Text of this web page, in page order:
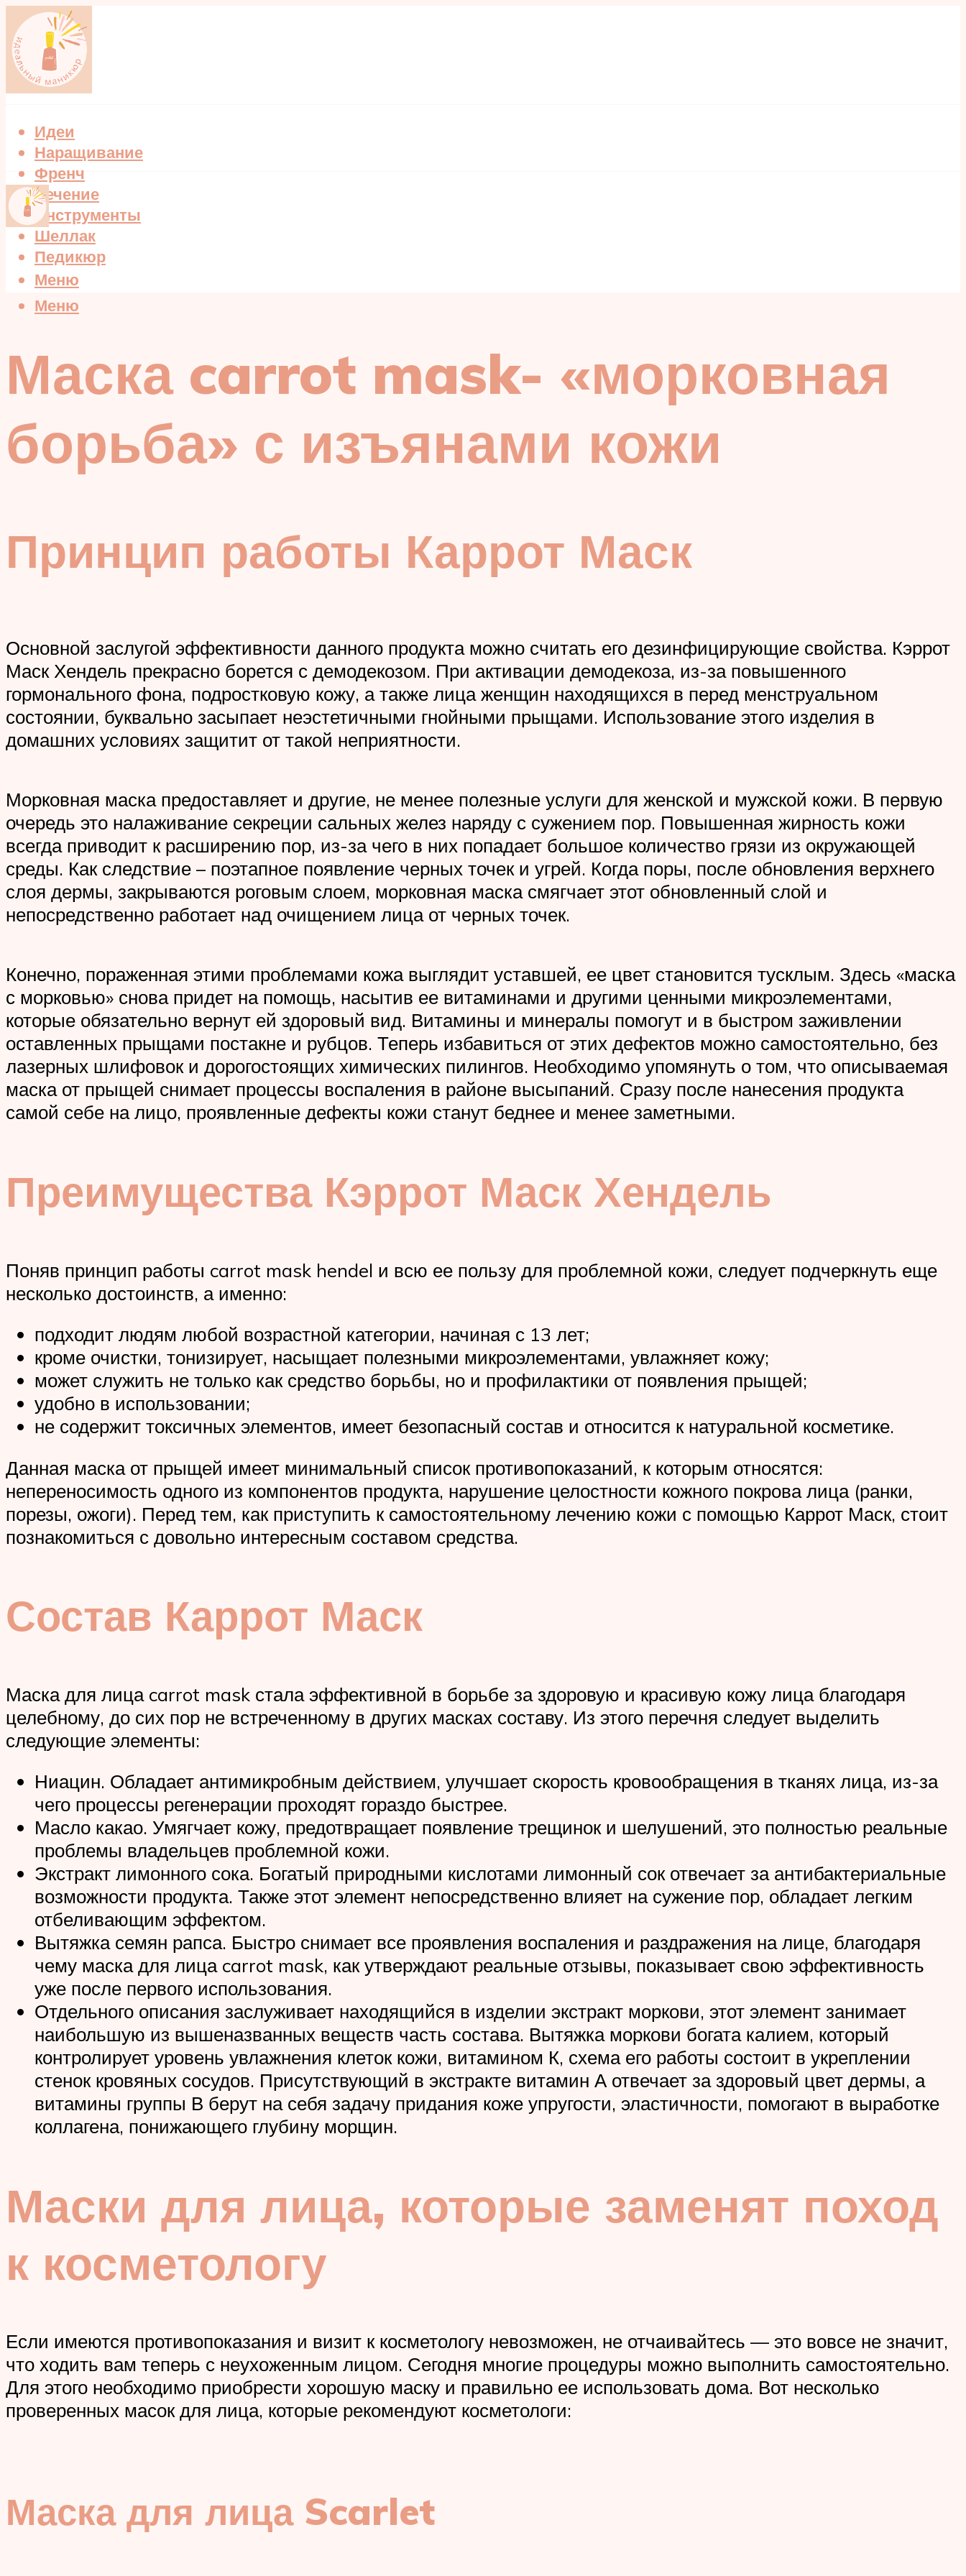
Идеи
Наращивание
Френч
Лечение
Инструменты
Шеллак
Педикюр
Меню
Меню
Маска carrot mask- «морковная
борьба» с изъянами кожи
Принцип работы Каррот Маск
Основной заслугой эффективности данного продукта можно считать его дезинфицирующие свойства. Кэррот
Маск Хендель прекрасно борется с демодекозом. При активации демодекоза, из-за повышенного
гормонального фона, подростковую кожу, а также лица женщин находящихся в перед менструальном
состоянии, буквально засыпает неэстетичными гнойными прыщами. Использование этого изделия в
домашних условиях защитит от такой неприятности.
Морковная маска предоставляет и другие, не менее полезные услуги для женской и мужской кожи. В первую
очередь это налаживание секреции сальных желез наряду с сужением пор. Повышенная жирность кожи
всегда приводит к расширению пор, из-за чего в них попадает большое количество грязи из окружающей
среды. Как следствие – поэтапное появление черных точек и угрей. Когда поры, после обновления верхнего
слоя дермы, закрываются роговым слоем, морковная маска смягчает этот обновленный слой и
непосредственно работает над очищением лица от черных точек.
Конечно, пораженная этими проблемами кожа выглядит уставшей, ее цвет становится тусклым. Здесь «маска
с морковью» снова придет на помощь, насытив ее витаминами и другими ценными микроэлементами,
которые обязательно вернут ей здоровый вид. Витамины и минералы помогут и в быстром заживлении
оставленных прыщами постакне и рубцов. Теперь избавиться от этих дефектов можно самостоятельно, без
лазерных шлифовок и дорогостоящих химических пилингов. Необходимо упомянуть о том, что описываемая
маска от прыщей снимает процессы воспаления в районе высыпаний. Сразу после нанесения продукта
самой себе на лицо, проявленные дефекты кожи станут беднее и менее заметными.
Преимущества Кэррот Маск Хендель
Поняв принцип работы carrot mask hendel и всю ее пользу для проблемной кожи, следует подчеркнуть еще
несколько достоинств, а именно:
подходит людям любой возрастной категории, начиная с 13 лет;
кроме очистки, тонизирует, насыщает полезными микроэлементами, увлажняет кожу;
может служить не только как средство борьбы, но и профилактики от появления прыщей;
удобно в использовании;
не содержит токсичных элементов, имеет безопасный состав и относится к натуральной косметике.
Данная маска от прыщей имеет минимальный список противопоказаний, к которым относятся:
непереносимость одного из компонентов продукта, нарушение целостности кожного покрова лица (ранки,
порезы, ожоги). Перед тем, как приступить к самостоятельному лечению кожи с помощью Каррот Маск, стоит
познакомиться с довольно интересным составом средства.
Состав Каррот Маск
Маска для лица carrot mask стала эффективной в борьбе за здоровую и красивую кожу лица благодаря
целебному, до сих пор не встреченному в других масках составу. Из этого перечня следует выделить
следующие элементы:
Ниацин. Обладает антимикробным действием, улучшает скорость кровообращения в тканях лица, из-за
чего процессы регенерации проходят гораздо быстрее.
Масло какао. Умягчает кожу, предотвращает появление трещинок и шелушений, это полностью реальные
проблемы владельцев проблемной кожи.
Экстракт лимонного сока. Богатый природными кислотами лимонный сок отвечает за антибактериальные
возможности продукта. Также этот элемент непосредственно влияет на сужение пор, обладает легким
отбеливающим эффектом.
Вытяжка семян рапса. Быстро снимает все проявления воспаления и раздражения на лице, благодаря
чему маска для лица carrot mask, как утверждают реальные отзывы, показывает свою эффективность
уже после первого использования.
Отдельного описания заслуживает находящийся в изделии экстракт моркови, этот элемент занимает
наибольшую из вышеназванных веществ часть состава. Вытяжка моркови богата калием, который
контролирует уровень увлажнения клеток кожи, витамином К, схема его работы состоит в укреплении
стенок кровяных сосудов. Присутствующий в экстракте витамин А отвечает за здоровый цвет дермы, а
витамины группы В берут на себя задачу придания коже упругости, эластичности, помогают в выработке
коллагена, понижающего глубину морщин.
Маски для лица, которые заменят поход
к косметологу
Если имеются противопоказания и визит к косметологу невозможен, не отчаивайтесь — это вовсе не значит,
что ходить вам теперь с неухоженным лицом. Сегодня многие процедуры можно выполнить самостоятельно.
Для этого необходимо приобрести хорошую маску и правильно ее использовать дома. Вот несколько
проверенных масок для лица, которые рекомендуют косметологи:
Маска для лица Scarlet